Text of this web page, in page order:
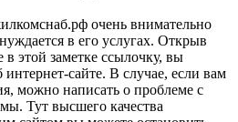
очень внимательно
в его услугах. Открыв
этой заметке ссылочку, вы
сайте. В случае, если вам
можно написать о проблеме с
Тут высшего качества